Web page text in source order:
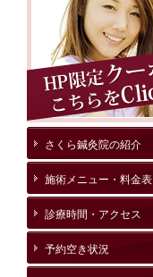
さくら鍼灸院の紹介
施術メニュー・料金表
診療時間・アクセス
予約空き状況